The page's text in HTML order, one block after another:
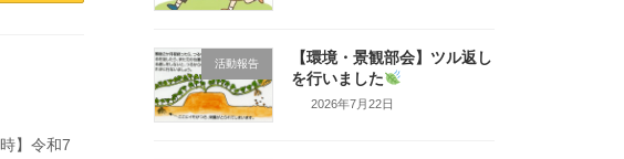
】令和7
活動報告
【環境・景観部会】ツル返し
を行いました
2026年7月22日